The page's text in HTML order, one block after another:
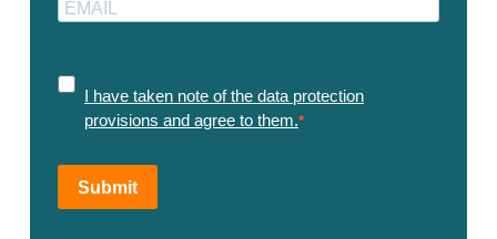
I have taken note of the data protection
provisions and agree to them.
Submit